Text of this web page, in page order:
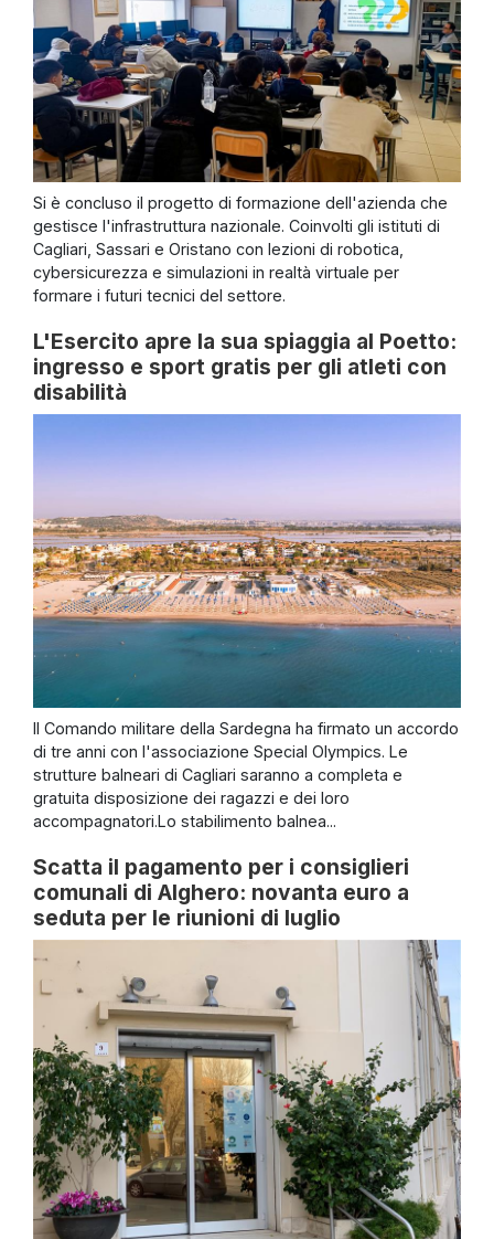
Si è concluso il progetto di formazione dell'azienda che
gestisce l'infrastruttura nazionale. Coinvolti gli istituti di
Cagliari, Sassari e Oristano con lezioni di robotica,
cybersicurezza e simulazioni in realtà virtuale per
formare i futuri tecnici del settore.
L'Esercito apre la sua spiaggia al Poetto:
ingresso e sport gratis per gli atleti con
disabilità
Il Comando militare della Sardegna ha firmato un accordo
di tre anni con l'associazione Special Olympics. Le
strutture balneari di Cagliari saranno a completa e
gratuita disposizione dei ragazzi e dei loro
accompagnatori.Lo stabilimento balnea...
Scatta il pagamento per i consiglieri
comunali di Alghero: novanta euro a
seduta per le riunioni di luglio